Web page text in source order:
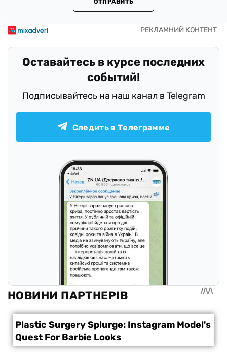
ОТПРАВИТЬ
Оставайтесь в курсе последних
событий!
Подписывайтесь на наш канал в Telegram
Следить в Телеграмме